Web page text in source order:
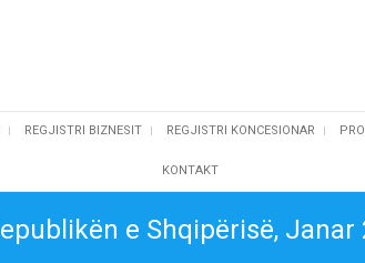
REGJISTRI BIZNESIT REGJISTRI KONCESIONAR
KONTAKT
e Shqipërisë, Janar